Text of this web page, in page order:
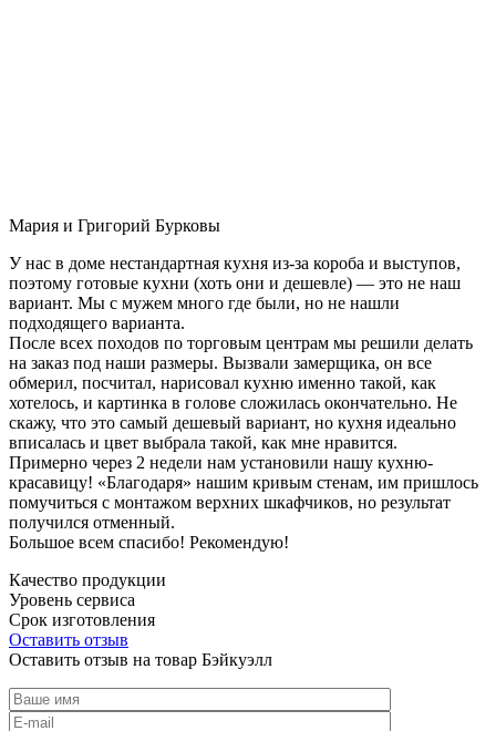
Мария и Григорий Бурковы
У нас в доме нестандартная кухня из-за короба и выступов,
поэтому готовые кухни (хоть они и дешевле) — это не наш
вариант. Мы с мужем много где были, но не нашли
подходящего варианта.
После всех походов по торговым центрам мы решили делать
на заказ под наши размеры. Вызвали замерщика, он все
обмерил, посчитал, нарисовал кухню именно такой, как
хотелось, и картинка в голове сложилась окончательно. Не
скажу, что это самый дешевый вариант, но кухня идеально
вписалась и цвет выбрала такой, как мне нравится.
Примерно через 2 недели нам установили нашу кухню-
красавицу! «Благодаря» нашим кривым стенам, им пришлось
помучиться с монтажом верхних шкафчиков, но результат
получился отменный.
Большое всем спасибо! Рекомендую!
Качество продукции
Уровень сервиса
Срок изготовления
Оставить отзыв
Оставить отзыв на товар Бэйкуэлл